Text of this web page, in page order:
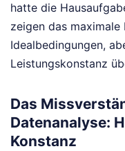
hatte die
zeigen das
Idealbedingungen,
Leistungskonstanz
Das
Datenanalyse:
Konstanz